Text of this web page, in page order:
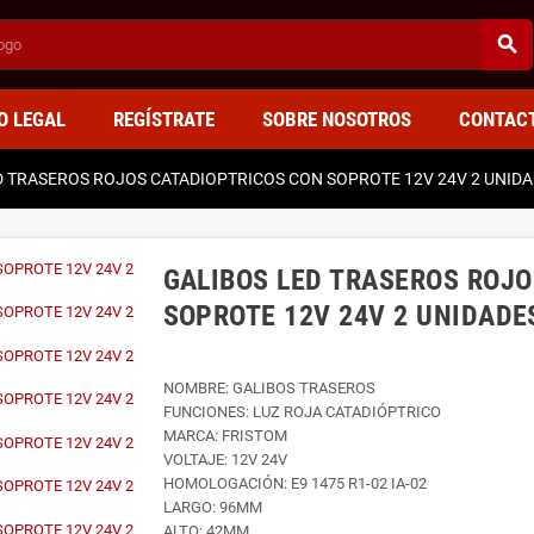
search
LEGAL REGÍSTRATE SOBRE NOSOTROS
TRASEROS ROJOS CATADIOPTRICOS CON SOPROTE 12V 24V 2
GALIBOS LED TRASEROS
SOPROTE 12V 24V 2
NOMBRE: GALIBOS TRASEROS
FUNCIONES: LUZ ROJA CATADIÓPTRICO
MARCA: FRISTOM
VOLTAJE: 12V 24V
HOMOLOGACIÓN: E9 1475 R1-02 IA-02
LARGO: 96MM